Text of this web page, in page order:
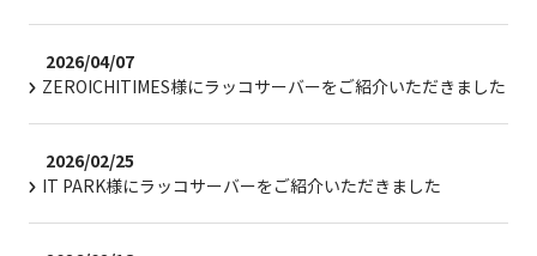
2026/04/07
ZEROICHITIMES様にラッコサーバーをご紹介いただきました
2026/02/25
IT PARK様にラッコサーバーをご紹介いただきました